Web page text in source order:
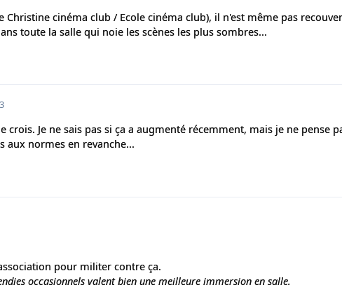
Christine cinéma club / Ecole cinéma club), il n'est même pas
toute la salle qui noie les scènes les plus sombres...
crois. Je ne sais pas si ça a augmenté récemment, mais je ne pense
aux normes en revanche...
pour militer contre ça.
occasionnels valent bien une meilleure immersion en salle.